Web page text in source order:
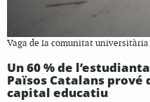
Vaga de la comunitat universitària
Un 60 % de
Països Catalans
capital educatiu